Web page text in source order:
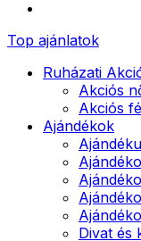
Top ajánlatok
Ruházati
Akciós
Akciós
Ajándékok
Divat és